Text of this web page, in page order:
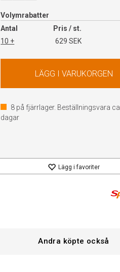
Volymrabatter
Antal
Pris / st.
10 +
629 SEK
8 på fjärrlager. Beställningsvara ca.
dagar
Lägg i favoriter
Andra köpte också